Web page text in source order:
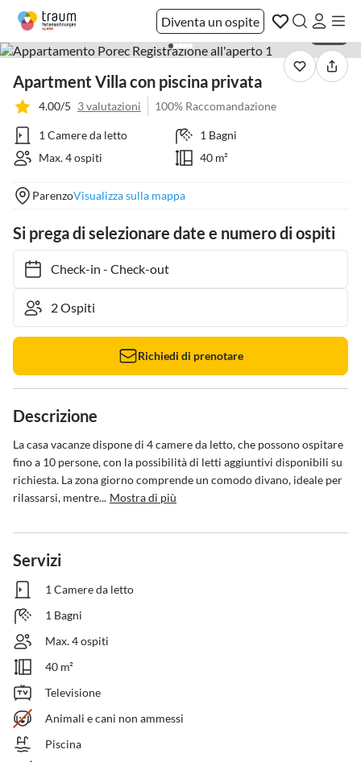
Diventa un ospite
Apartment Villa con piscina privata
4.00/5 3 valutazioni 100% Raccomandazione
1 Camere da letto
1 Bagni
Max. 4 ospiti
40 m²
ParenzoVisualizza sulla mappa
Si prega di selezionare date e numero di ospiti
Check-in- Check-out
Richiedi di prenotare
Descrizione
La casa vacanze dispone di 4 camere da letto, che possono ospitare
fino a 10 persone, con la possibilità di letti aggiuntivi disponibili su
richiesta. La zona giorno comprende un comodo divano, ideale per
rilassarsi, mentre... Mostra di più
Servizi
1 Camere da letto
1 Bagni
Max. 4 ospiti
40 m²
Televisione
Animali e cani non ammessi
Piscina